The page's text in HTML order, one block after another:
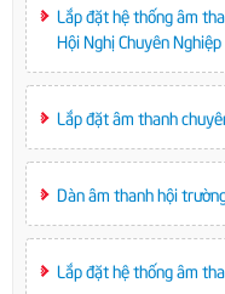
Lắp đặt hệ thống âm
Hội Nghị Chuyên Nghiệp
Lắp đặt âm thanh
Dàn âm thanh hội
Lắp đặt hệ thống âm